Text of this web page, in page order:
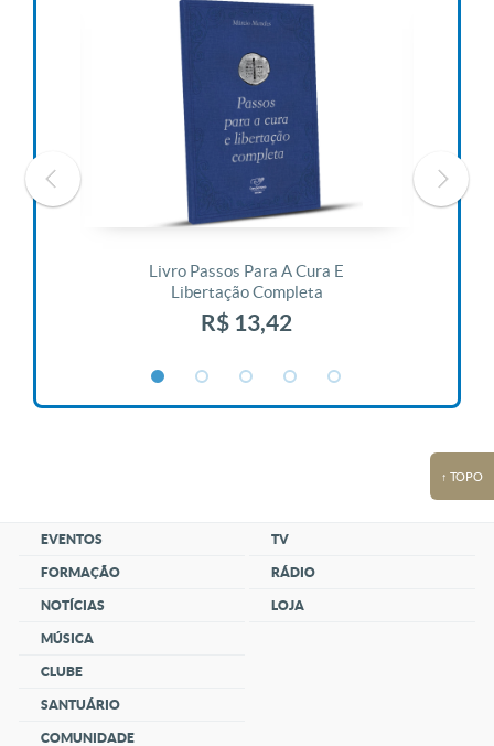
Livro Passos Para A Cura E
Libertação Completa
R$ 13,42
↑ TOPO
EVENTOS
FORMAÇÃO
NOTÍCIAS
MÚSICA
CLUBE
SANTUÁRIO
COMUNIDADE
TV
RÁDIO
LOJA